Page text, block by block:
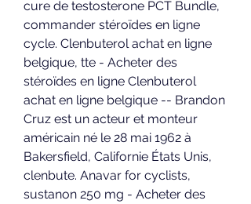
cure de testosterone PCT Bundle,
commander stéroïdes en ligne
cycle. Clenbuterol achat en ligne
belgique, tte - Acheter des
stéroïdes en ligne Clenbuterol
achat en ligne belgique -- Brandon
Cruz est un acteur et monteur
américain né le 28 mai 1962 à
Bakersfield, Californie États Unis,
clenbute. Anavar for cyclists,
sustanon 250 mg - Acheter des